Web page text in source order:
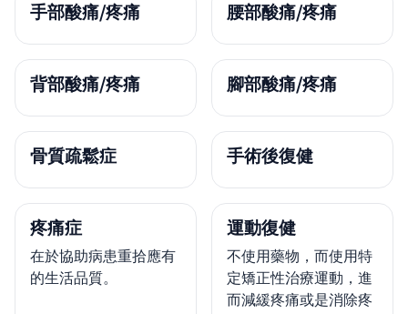
手部酸痛/疼痛 腰部酸痛/疼痛
背部酸痛/疼痛 腳部酸痛/疼痛
骨質疏鬆症 手術後復健
疼痛症
在於協助病患重拾應有
的生活品質。
運動復健
不使用藥物，而使用特
定矯正性治療運動，進
而減緩疼痛或是消除疼